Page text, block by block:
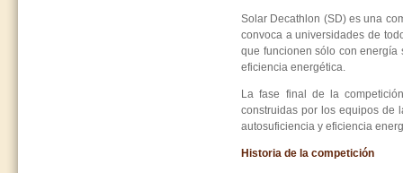
Solar Decathlon (SD) es una
convoca a universidades de
que funcionen sólo con energía
eficiencia energética.
La fase final de la
construidas por los equipos de
autosuficiencia y eficiencia
Historia de la competición